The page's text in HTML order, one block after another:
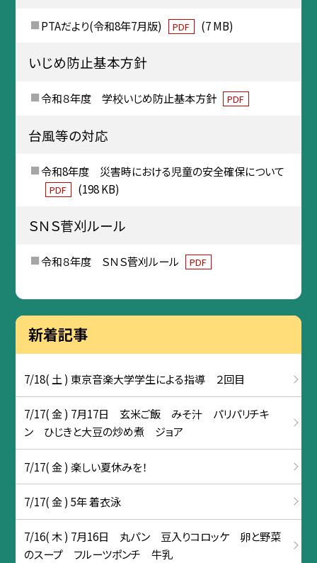
PTAだより(令和8年7月版) PDF (7 MB)
いじめ防止基本方針
令和８年度 学校いじめ防止基本方針 PDF
台風等の対応
令和8年度 災害時における児童の安全確保について
PDF (198 KB)
ＳＮＳ菅刈ルール
令和８年度 ＳＮＳ菅刈ルール PDF
新着記事
7/18( 土 ) 東京音楽大学学生による指導 ２回目
7/17( 金 ) 7月17日 玄米ご飯 みそ汁 パリパリチキ
ン ひじきと大豆の炒め煮 ジョア
7/17( 金 ) 楽しい夏休みを！
7/17( 金 ) 5年 着衣泳
7/16( 木 ) 7月16日 丸パン 豆入りコロッケ 卵と野菜
のスープ フルーツポンチ 牛乳